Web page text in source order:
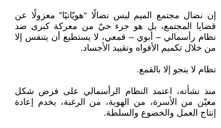
إن نضال مجتمع الميم ليس نضالًا “هويّاتيًا” معزولًا عن
قضايا المجتمع، بل هو جزء حيّ من معركة كبرى ضد
نظام رأسمالي – أبوي – قمعي، لا يستطيع أن يتنفس إلا
من خلال تكميم الأفواه وتقييد الأجساد.
نظام لا ينجو إلا بالقمع.
منذ نشأته، اعتمد النظام الرأسمالي على فرض شكل
معيّن من الأسرة، من الهوية، من الرغبة، يخدم إعادة
إنتاج العمل والخضوع والسلطة.